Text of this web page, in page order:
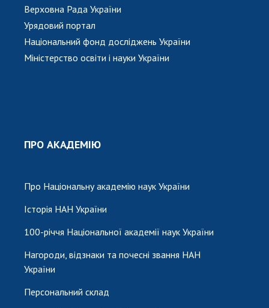
Верховна Рада України
Урядовий портал
Національний фонд досліджень України
Міністерство освіти і науки України
ПРО АКАДЕМІЮ
Про Національну академію наук України
Історія НАН України
100-річчя Національної академії наук України
Нагороди, відзнаки та почесні звання НАН
України
Персональний склад